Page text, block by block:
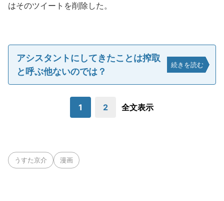
はそのツイートを削除した。
アシスタントにしてきたことは搾取
と呼ぶ他ないのでは？
続きを読む
1 2 全文表示
うすた京介 漫画